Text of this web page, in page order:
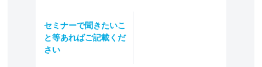
セミナーで聞きたいこ
と等あればご記載くだ
さい